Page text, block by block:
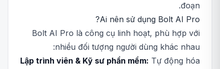
đoạn.
Ai nên sử dụng Bolt AI Pro?
Bolt AI Pro là công cụ linh hoạt, phù hợp với
nhiều đối tượng người dùng khác nhau:
Lập trình viên & Kỹ sư phần mềm: Tự động hóa